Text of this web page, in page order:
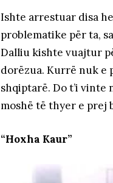
Ishte arrestuar disa
problematike për ta,
Dalliu kishte vuajtur
dorëzua. Kurrë nuk e
shqiptarë. Do t’i
moshë të thyer e prej
“Hoxha Kaur”